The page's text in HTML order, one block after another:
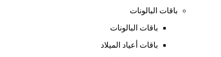
باقات البالونات
باقات البالونات
باقات أعياد الميلاد